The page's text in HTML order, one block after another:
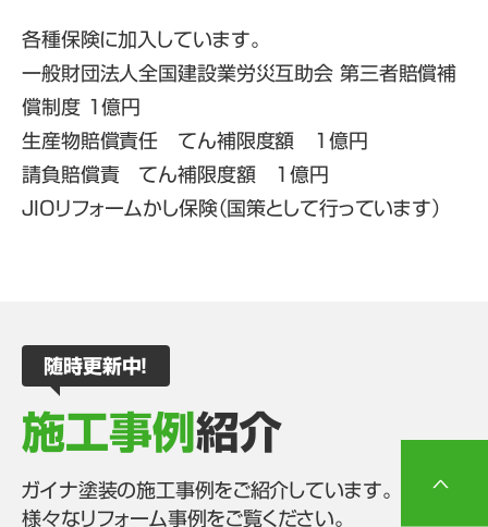
各種保険に加入しています。
一般財団法人全国建設業労災互助会 第三者賠償補
償制度 1億円
生産物賠償責任 てん補限度額 1億円
請負賠償責 てん補限度額 1億円
JIOリフォームかし保険（国策として行っています）
随時更新中！
施工事例 紹介
ガイナ塗装の施⼯事例をご紹介しています。
様々なリフォーム事例をご覧ください。